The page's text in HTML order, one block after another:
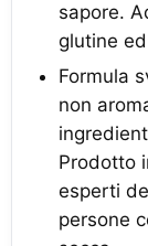
sapore.
glutine
Formula
non
Prodotto
esperti
persone